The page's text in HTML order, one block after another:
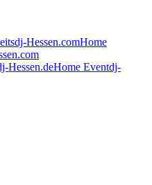
Home
Home Eventdj-